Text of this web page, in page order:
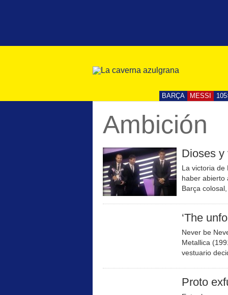
BARÇA MESSI
Ambición
Dioses y
La victoria de
haber abierto
Barça
‘The
Never be
Metallica
vestuario
Proto